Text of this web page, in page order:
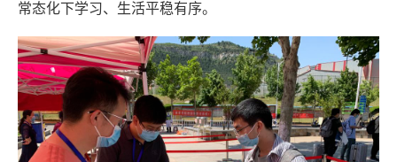
常态化下学习、生活平稳有序。